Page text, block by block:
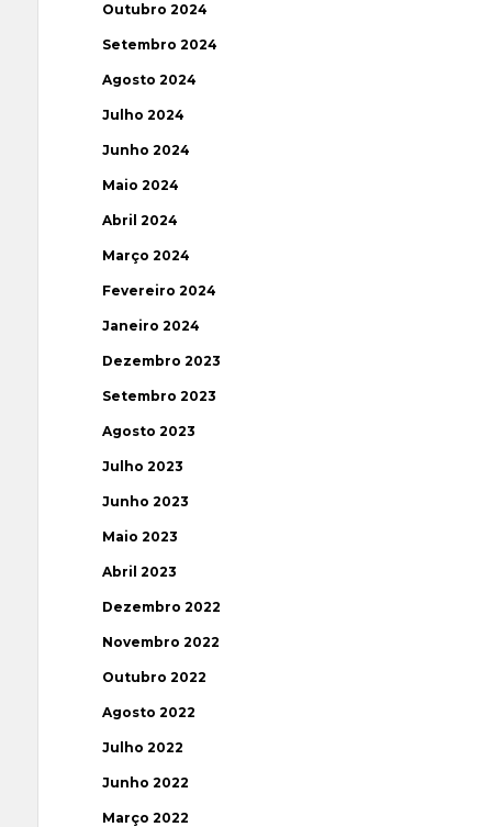
Outubro 2024
Setembro 2024
Agosto 2024
Julho 2024
Junho 2024
Maio 2024
Abril 2024
Março 2024
Fevereiro 2024
Janeiro 2024
Dezembro 2023
Setembro 2023
Agosto 2023
Julho 2023
Junho 2023
Maio 2023
Abril 2023
Dezembro 2022
Novembro 2022
Outubro 2022
Agosto 2022
Julho 2022
Junho 2022
Março 2022